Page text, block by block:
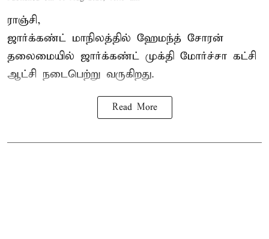
ராஞ்சி,
ஜார்க்கண்ட் மாநிலத்தில் ஹேமந்த் சோரன்
தலைமையில் ஜார்க்கண்ட் முக்தி மோர்ச்சா கட்சி
ஆட்சி நடைபெற்று வருகிறது.
Read More